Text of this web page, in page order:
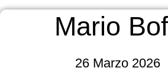
Mario
26 Marzo 2026